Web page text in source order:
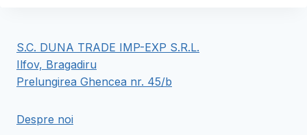
variații.
Opțiunile
pot
alese
variații.
pot
S.C. DUNA TRADE IMP-EXP S.R.L.
Ilfov, Bragadiru
Prelungirea Ghencea nr. 45/b
Despre noi